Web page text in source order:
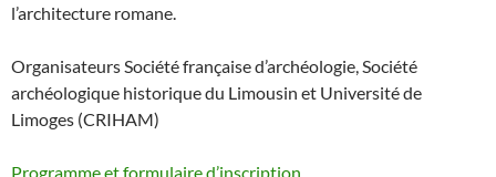
l’architecture romane.
Organisateurs Société française d’archéologie, Société
archéologique historique du Limousin et Université de
Limoges (CRIHAM)
Programme et formulaire d’inscription